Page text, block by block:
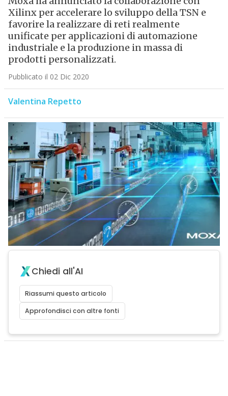
Xilinx per accelerare lo sviluppo della TSN e
favorire la realizzare di reti realmente
unificate per applicazioni di automazione
industriale e la produzione in massa di
prodotti personalizzati.
Pubblicato il 02 Dic 2020
Valentina Repetto
Chiedi all'AI
Riassumi questo articolo
Approfondisci con altre fonti